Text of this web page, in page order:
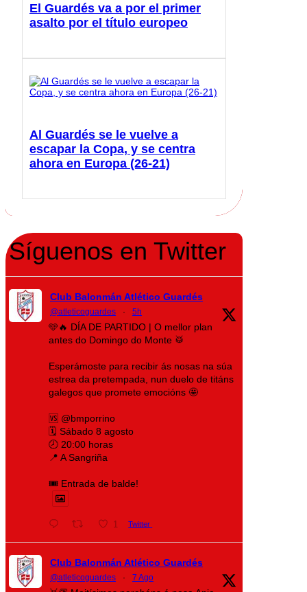
El Guardés va a por el primer
asalto por el título europeo
Al Guardés se le vuelve a
escapar la Copa, y se centra
ahora en Europa (26-21)
Síguenos en Twitter
Club Balonmán Atlético Guardés
@atleticoguardes · 5h
🩵🔥 DÍA DE PARTIDO | O mellor plan
antes do Domingo do Monte 🥁
Esperámoste para recibir ás nosas na súa
estrea da pretempada, nun duelo de titáns
galegos que promete emocións 🤩
🆚 @bmporrino
🗓️ Sábado 8 agosto
🕗 20:00 horas
📍 A Sangriña
🎟️ Entrada de balde!
1 Twitter
Club Balonmán Atlético Guardés
@atleticoguardes · 7 Ago